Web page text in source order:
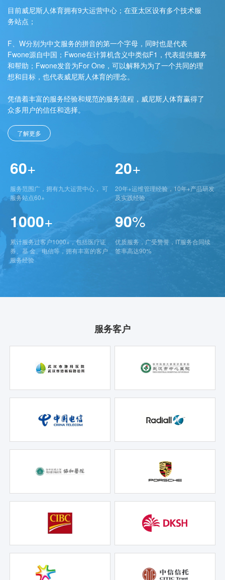
目前威尼斯人体育拥有9大运营中心；在亚太区设有多个技术服
务站点；
F、W分别为中文服务的拼音的第一个字母，同时也是代表
Fwone源自中国；Fwone在计算机含义中类似F1，代表提供服务
和帮助；Fwone发音为For One，可以解释为为了一个共同的理
想和目标，也代表威尼斯人体育的理念。
凭借着丰富的服务经验和规范的服务流程，威尼斯人体育赢得了
众多用户的信任和选择。
了解更多
60+
服务范围广，拥有九大运营中心， 可
服务站点60+
20+
20年+运维管理经验，10年+产品研发
及实践经验
1000+
累计服务过客户1000+，包括医疗证
券、基 金、电信等，拥有丰富的客户
服务经验
90%
优质服务，广受赞誉，IT服务合同续
签率高达90%
服务客户